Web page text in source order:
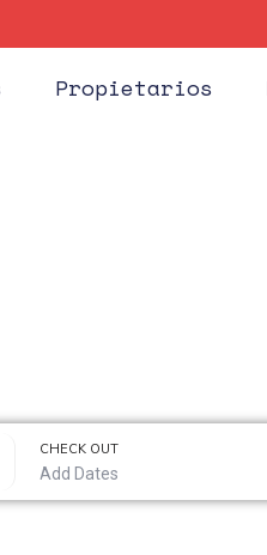
Propietarios
CHECK OUT